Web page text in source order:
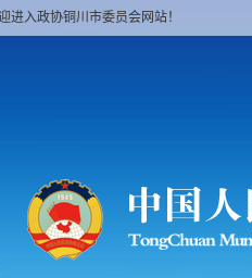
进入政协铜川市委员会网站！